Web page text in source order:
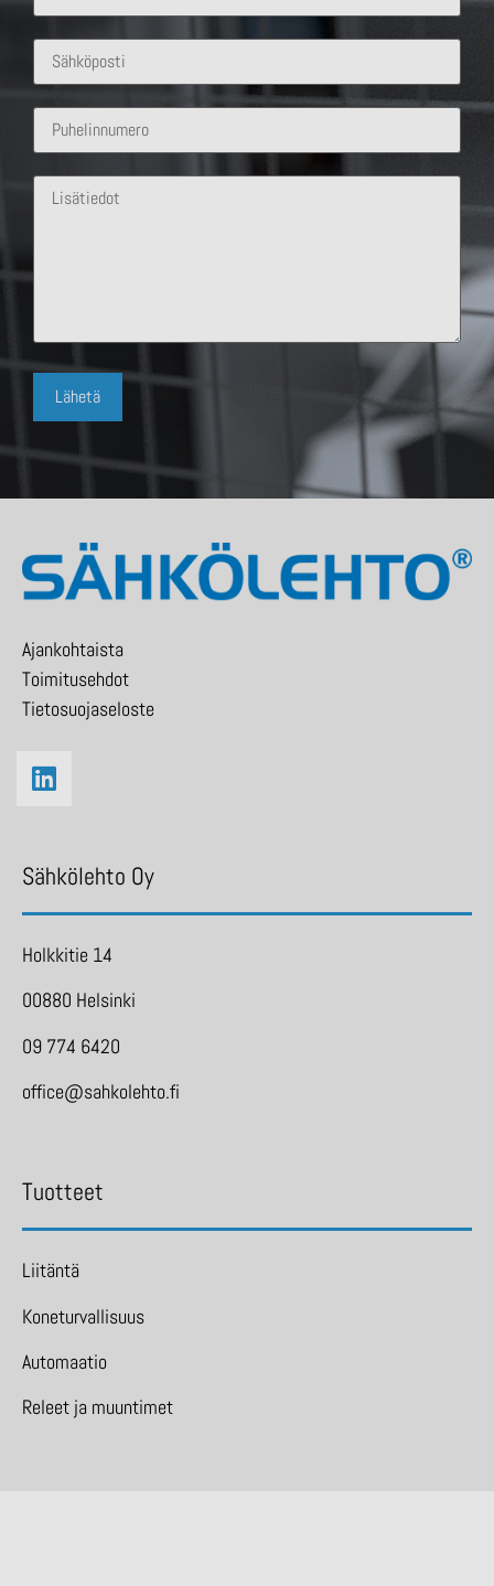
Ajankohtaista
Toimitusehdot
Tietosuojaseloste
Sähkölehto Oy
Holkkitie 14
00880 Helsinki
09 774 6420
office@sahkolehto.fi
Tuotteet
Liitäntä
Koneturvallisuus
Automaatio
Releet ja muuntimet